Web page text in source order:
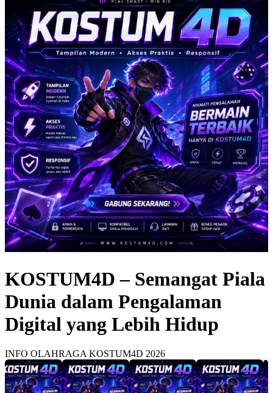
KOSTUM4D – Semangat Piala
Dunia dalam Pengalaman
Digital yang Lebih Hidup
INFO OLAHRAGA KOSTUM4D 2026